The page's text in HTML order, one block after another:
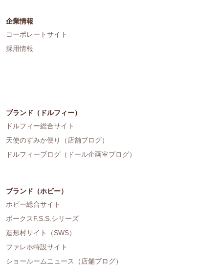
企業情報
コーポレートサイト
採用情報
ブランド（ドルフィー）
ドルフィー総合サイト
天使のすみか便り（店舗ブログ）
ドルフィーブログ（ドール企画室ブログ）
ブランド（ホビー）
ホビー総合サイト
ボークスF.S.S.シリーズ
造形村サイト（SWS）
ファレホ特設サイト
ショールームニュース（店舗ブログ）